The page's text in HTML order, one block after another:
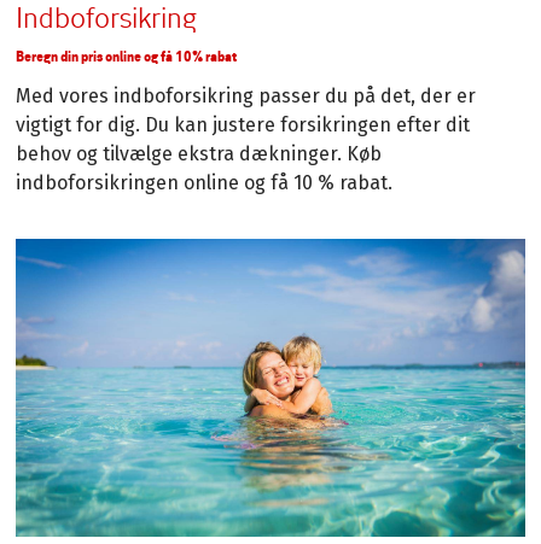
Indboforsikring
Beregn din pris online og få 10% rabat
Med vores indboforsikring passer du på det, der er
vigtigt for dig. Du kan justere forsikringen efter dit
behov og tilvælge ekstra dækninger. Køb
indboforsikringen online og få 10 % rabat.